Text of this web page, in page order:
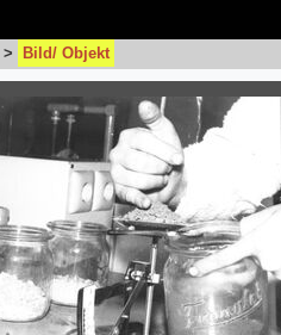
> Bild/ Objekt